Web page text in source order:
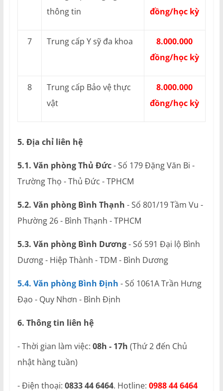
thông tin
đồng/học kỳ
7 Trung cấp Y sỹ đa khoa
8.000.000
đồng/học kỳ
8
Trung cấp Bảo vệ thực
vật
8.000.000
đồng/học kỳ
5. Địa chỉ liên hệ
5.1. Văn phòng Thủ Đức- Số 179 Đặng Văn Bi -
Trường Thọ - Thủ Đức - TPHCM
5.2. Văn phòng Bình Thạnh - Số 801/19 Tầm Vu -
Phường 26 - Bình Thạnh - TPHCM
5.3. Văn phòng Bình Dương- Số 591 Đại lộ Bình
Dương - Hiệp Thành - TDM - Bình Dương
5.4. Văn phòng Bình Định - Số 1061A Trần Hưng
Đạo - Quy Nhơn - Bình Định
6. Thông tin liên hệ
- Thời gian làm việc: 08h - 17h (Thứ 2 đến Chủ
nhật hàng tuần)
- Điện thoại: 0833 44 6464. Hotline: 0988 44 6464